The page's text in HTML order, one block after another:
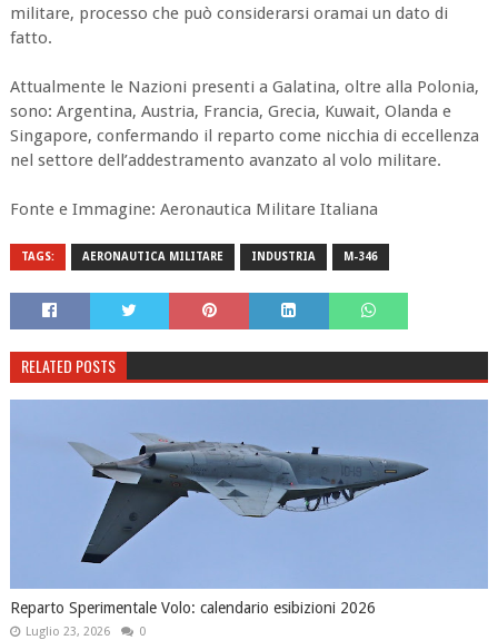
militare, processo che può considerarsi oramai un dato di
fatto.
Attualmente le Nazioni presenti a Galatina, oltre alla Polonia,
sono: Argentina, Austria, Francia, Grecia, Kuwait, Olanda e
Singapore, confermando il reparto come nicchia di eccellenza
nel settore dell’addestramento avanzato al volo militare.
Fonte e Immagine: Aeronautica Militare Italiana
TAGS: AERONAUTICA MILITARE INDUSTRIA M-346
RELATED POSTS
Reparto Sperimentale Volo: calendario esibizioni 2026
Luglio 23, 2026 0